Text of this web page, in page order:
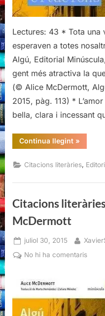
Lectures: 43 * Tota una
esperaven a totes
Algú, Editorial
gent més atractiva la
(© Alice McDermott,
2015, pàg. 113) *
bella, clara i incessant
Continua llegint“Citacions
literàries
Alice
»
Citacions literàries
Citacions
McDermott
Posted
on
juliol 30, 2015 By
No hi ha comentarisa
Alice